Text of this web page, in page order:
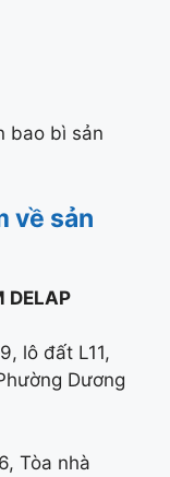
bao bì sản
về sản
DELAP
lô đất L11,
Dương
Tòa nhà